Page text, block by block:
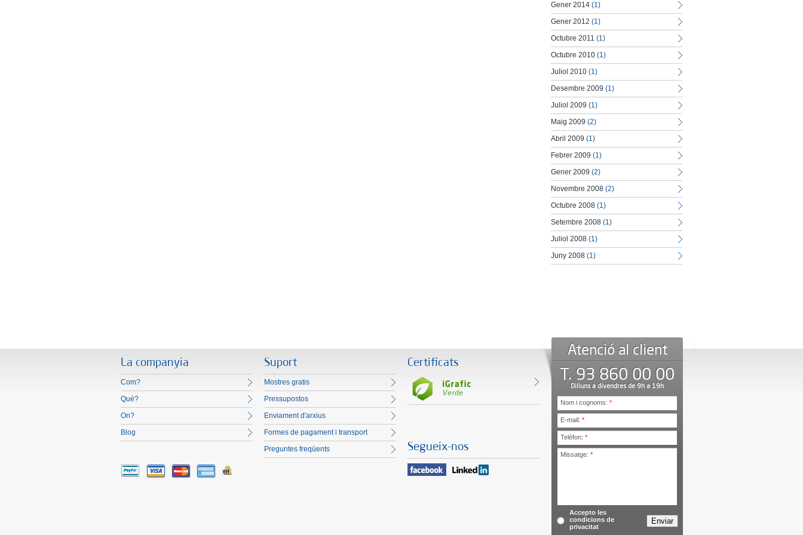
Gener 2014 (1)
Gener 2012 (1)
Octubre 2011 (1)
Octubre 2010 (1)
Juliol 2010 (1)
Desembre 2009 (1)
Juliol 2009 (1)
Maig 2009 (2)
Abril 2009 (1)
Febrer 2009 (1)
Gener 2009 (2)
Novembre 2008 (2)
Octubre 2008 (1)
Setembre 2008 (1)
Juliol 2008 (1)
Juny 2008 (1)
Atenció al client
T. 93 860 00 00
Dilluns a divendres de 9h a 19h
Nom i cognoms: *
E-mail: *
Telèfon: *
Missatge: *
Accepto les
condicions de
privacitat
La companyia
Com?
Què?
On?
Blog
Suport
Mostres gratis
Pressupostos
Enviament d'arxius
Formes de pagament i transport
Preguntes freqüents
Certificats
Segueix-nos